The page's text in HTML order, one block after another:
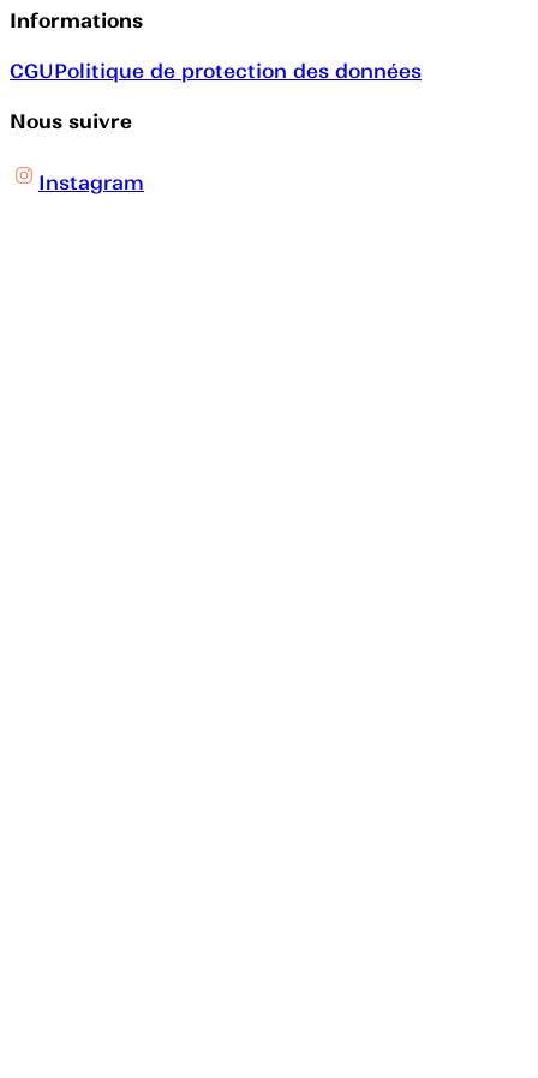
Informations
CGUPolitique de protection des données
Nous suivre
Instagram